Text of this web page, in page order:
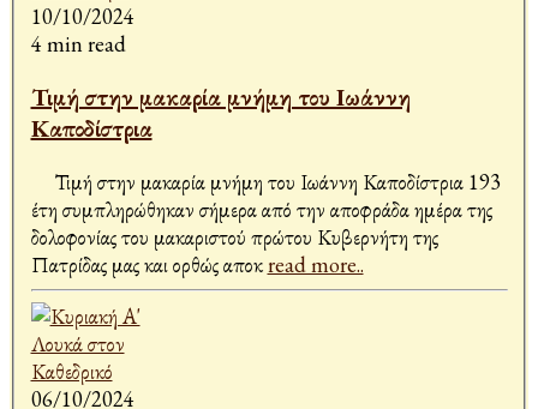
10/10/2024
4 min read
Τιμή στην μακαρία μνήμη του Ιωάννη
Καποδίστρια
έτη συμπληρώθηκαν σήμερα από την αποφράδα ημέρα της
δολοφονίας του μακαριστού πρώτου Κυβερνήτη της
Πατρίδας μας και ορθώς αποκread more..
06/10/2024